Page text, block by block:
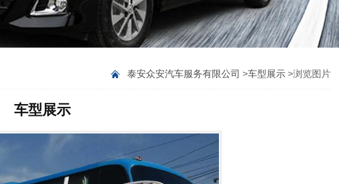
泰安众安汽车服务有限公司 >车型展示 >浏览图片
车型展示